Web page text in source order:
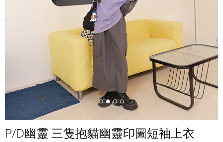
P/D幽靈 三隻抱貓幽靈印圖短袖上衣